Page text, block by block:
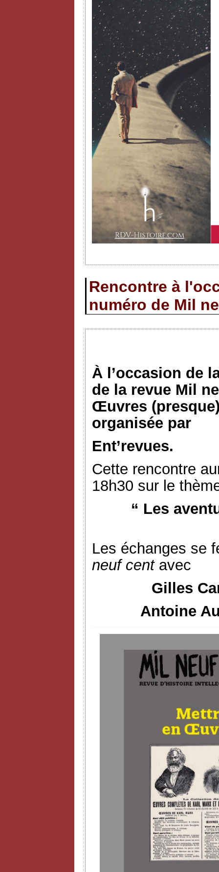
Rencontre à
numéro de Mil
À l’occasion de
de la revue Mil
Œuvres
organisée par
Ent’revues.
Cette rencontre
18h30 sur le
“ Les
Les échanges se
neuf centavec
Gilles
Antoine